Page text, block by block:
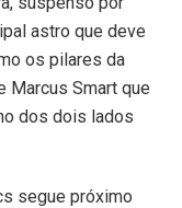
astro que deve
os pilares da
Marcus Smart que
dos dois lados
segue próximo